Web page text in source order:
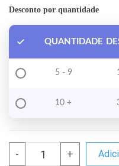
Desconto por quantidade
QUANTIDADE
5 - 9
10 +
- Quantidade de PLA Silk
+